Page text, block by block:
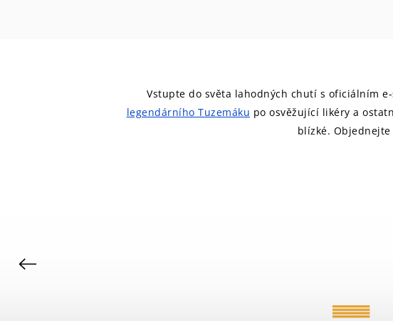
Vstupte do světa lahodných chutí s oficiálním e-
legendárního Tuzemáku po osvěžující likéry a
blízké.
Previous